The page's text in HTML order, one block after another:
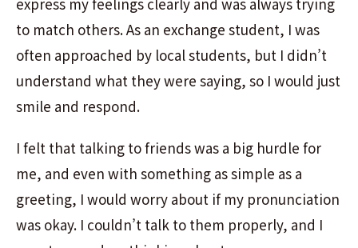
to match others. As an exchange student, I was
often approached by local students, but I didn’t
understand what they were saying, so I would just
smile and respond.
I felt that talking to friends was a big hurdle for
me, and even with something as simple as a
greeting, I would worry about if my pronunciation
was okay. I couldn’t talk to them properly, and I